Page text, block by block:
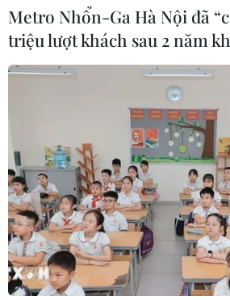
U23 Việt Nam nhận thưởng
chức vô địch U23 Đông Nam
Liên đoàn bóng đá Việt Nam
cho đội tuyển U23 Việt Nam với
U23 Đông Nam Á 2022.
Metro Nhổn-Ga Hà Nội đã
triệu lượt khách sau 2 năm